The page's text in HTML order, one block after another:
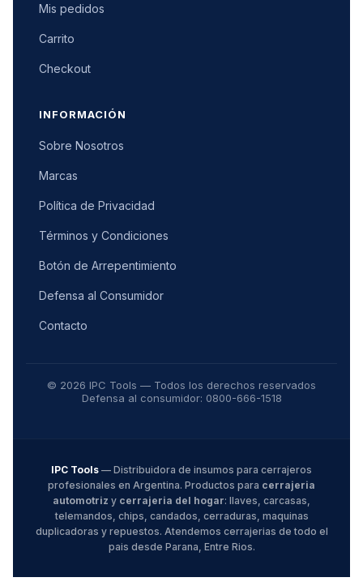
Mis pedidos
Carrito
Checkout
INFORMACIÓN
Sobre Nosotros
Marcas
Política de Privacidad
Términos y Condiciones
Botón de Arrepentimiento
Defensa al Consumidor
Contacto
© 2026 IPC Tools — Todos los derechos reservados
Defensa al consumidor: 0800-666-1518
IPC Tools — Distribuidora de insumos para cerrajeros
profesionales en Argentina. Productos para cerrajeria
automotriz y cerrajeria del hogar: llaves, carcasas,
telemandos, chips, candados, cerraduras, maquinas
duplicadoras y repuestos. Atendemos cerrajerias de todo el
pais desde Parana, Entre Rios.